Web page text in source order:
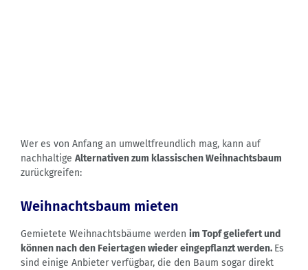
Wer es von Anfang an umweltfreundlich mag, kann auf
nachhaltige Alternativen zum klassischen Weihnachtsbaum
zurückgreifen:
Weihnachtsbaum mieten
Gemietete Weihnachtsbäume werden im Topf geliefert und
können nach den Feiertagen wieder eingepflanzt werden. Es
sind einige Anbieter verfügbar, die den Baum sogar direkt